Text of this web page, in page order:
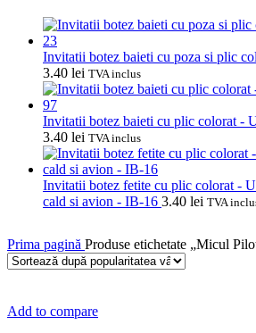
Invitatii botez baieti cu poza si plic
3.40 lei TVA inclus
Invitatii botez baieti cu plic colorat -
3.40 lei TVA inclus
Invitatii botez fetite cu plic colorat -
cald si avion - IB-16 3.40 lei TVA
Prima pagină Produse etichetate „Micul
Add to compare